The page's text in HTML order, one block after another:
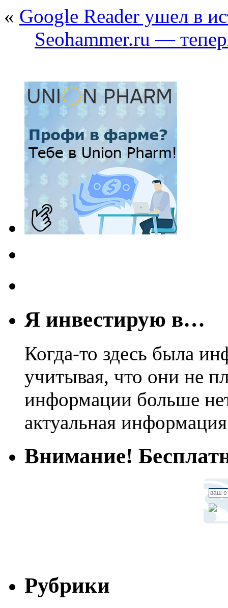
« Google Reader ушел в
Seohammer.ru —
Я инвестирую в…
Когда-то здесь была
учитывая, что они не
информации больше
актуальная
Внимание!
Рубрики